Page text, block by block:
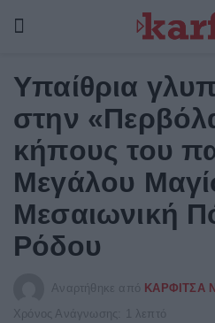
Υπαίθρια
στην
κήπους του
Μεγάλου
Μεσαιωνική
Ρόδου
Αναρτήθηκε από ΚΑΡΦΙΤΣΑ
Χρόνος Ανάγνωσης: 1 λεπτό